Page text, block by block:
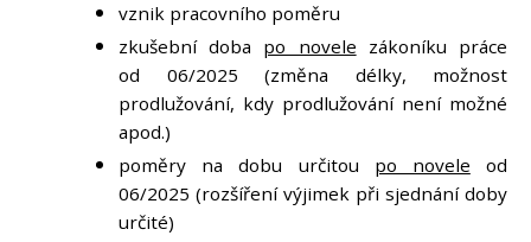
vznik pracovního poměru
zkušební doba po novele zákoníku práce
od 06/2025 (změna délky, možnost
prodlužování, kdy prodlužování není možné
apod.)
poměry na dobu určitou po novele od
06/2025 (rozšíření výjimek při sjednání doby
určité)